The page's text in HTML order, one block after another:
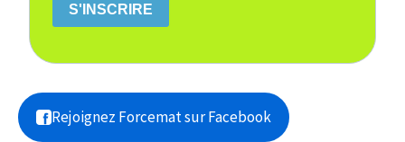
S'INSCRIRE
Rejoignez Forcemat sur Facebook